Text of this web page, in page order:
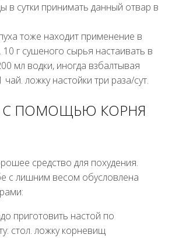
в сутки принимать данный отвар в
тоже находит применение в
10 г сушеного сырья настаивать в
мл водки, иногда взбалтывая
ложку настойки три раза/сут.
С ПОМОЩЬЮ КОРНЯ
средство для похудения.
с лишним весом обусловлена
приготовить настой по
стол. ложку корневищ